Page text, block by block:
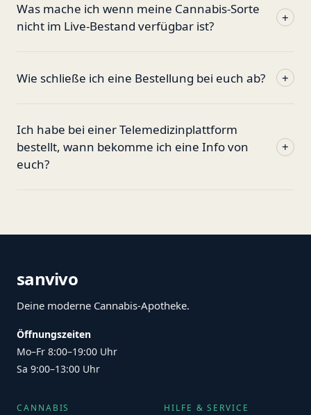
Was mache ich wenn meine Cannabis-Sorte
nicht im Live-Bestand verfügbar ist?
+
Wie schließe ich eine Bestellung bei euch ab? +
Ich habe bei einer Telemedizinplattform
bestellt, wann bekomme ich eine Info von
euch?
+
sanvivo
Deine moderne Cannabis-Apotheke.
Öffnungszeiten
Mo–Fr 8:00–19:00 Uhr
Sa 9:00–13:00 Uhr
CANNABIS HILFE & SERVICE